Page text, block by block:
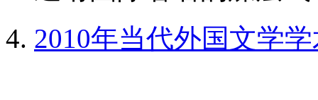
2010年当代外国文学